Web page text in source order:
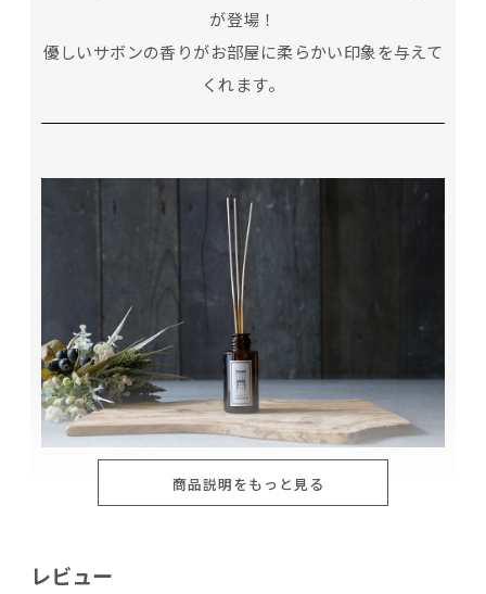
が登場！
優しいサボンの香りがお部屋に柔らかい印象を与えて
くれます。
香りのマップ
商品説明をもっと見る
レビュー